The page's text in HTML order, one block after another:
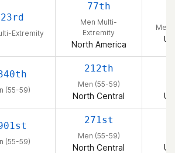
Extremity
77th
Men Multi-
Extremity
North America
Men
(55-59)
212th
Men (55-59)
North Central
(55-59)
271st
Men (55-59)
North Central